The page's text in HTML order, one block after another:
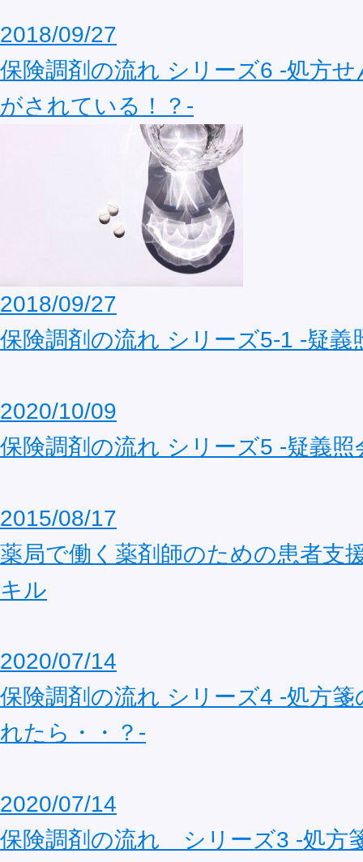
2018/09/27
保険調剤の流れ シリーズ6 ‐処方
がされている！？‐
2018/09/27
保険調剤の流れ シリーズ5-1 ‐疑義
2020/10/09
保険調剤の流れ シリーズ5 ‐疑義照
2015/08/17
薬局で働く薬剤師のための患者支
キル
2020/07/14
保険調剤の流れ シリーズ4 ‐処方
れたら・・？‐
2020/07/14
保険調剤の流れ シリーズ3 ‐処方